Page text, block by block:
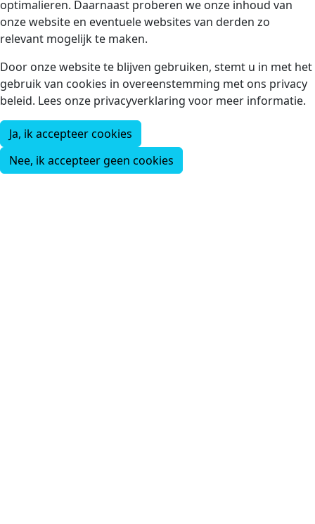
optimalieren. Daarnaast proberen we onze inhoud van
onze website en eventuele websites van derden zo
relevant mogelijk te maken.
Door onze website te blijven gebruiken, stemt u in met het
gebruik van cookies in overeenstemming met ons privacy
beleid. Lees onze privacyverklaring voor meer informatie.
Ja, ik accepteer cookies
Nee, ik accepteer geen cookies